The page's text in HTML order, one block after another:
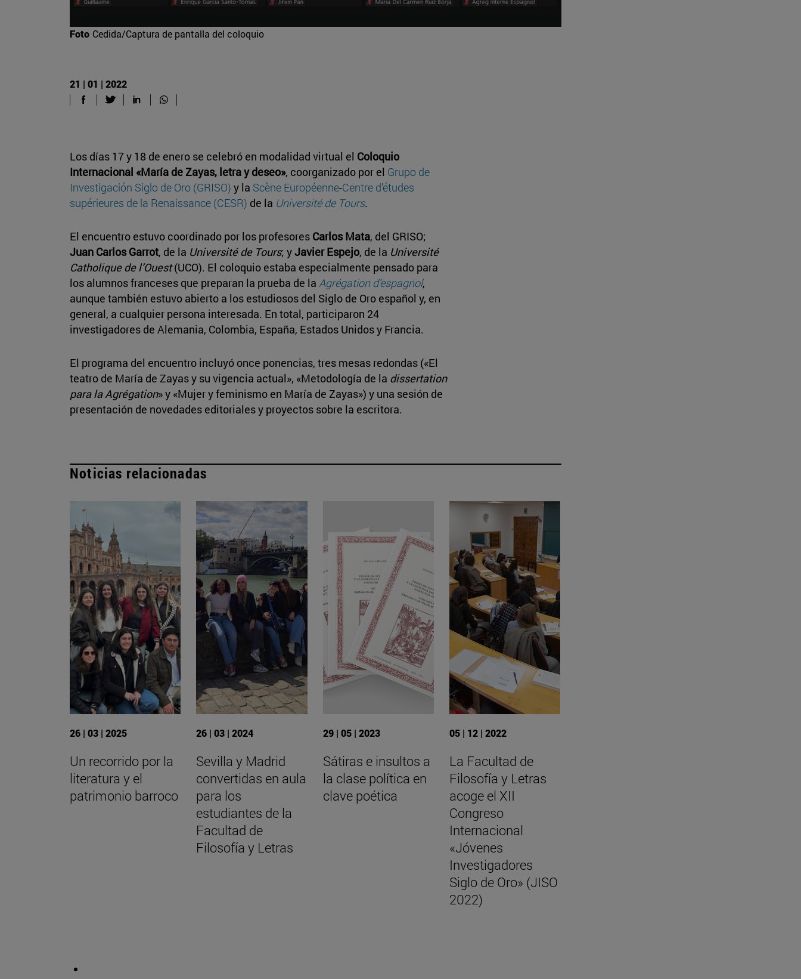
Foto Cedida/Captura de pantalla del coloquio
21 | 01 | 2022
Los días 17 y 18 de enero se celebró en modalidad virtual el Coloquio
Internacional «María de Zayas, letra y deseo», coorganizado por el Grupo de
Investigación Siglo de Oro (GRISO) y la Scène Européenne-Centre d’études
supérieures de la Renaissance (CESR) de la Université de Tours.
El encuentro estuvo coordinado por los profesores Carlos Mata, del GRISO;
Juan Carlos Garrot, de la Université de Tours; yJavier Espejo, de la Université
Catholique de l’Ouest(UCO). El coloquio estaba especialmente pensado para
los alumnos franceses que preparan la prueba de la Agrégation d’espagnol,
aunque también estuvo abierto a los estudiosos del Siglo de Oro español y, en
general, a cualquier persona interesada. En total, participaron 24
investigadores de Alemania, Colombia, España, Estados Unidos y Francia.
El programa del encuentro incluyó once ponencias, tres mesas redondas («El
teatro de María de Zayas y su vigencia actual», «Metodología de la dissertation
para la Agrégation» y «Mujer y feminismo en María de Zayas») y una sesión de
presentación de novedades editoriales y proyectos sobre la escritora.
Noticias relacionadas
26 | 03 | 2025
Un recorrido por la
literatura y el
patrimonio barroco
26 | 03 | 2024
Sevilla y Madrid
convertidas en aula
para los
estudiantes de la
Facultad de
Filosofía y Letras
29 | 05 | 2023
Sátiras e insultos a
la clase política en
clave poética
05 | 12 | 2022
La Facultad de
Filosofía y Letras
acoge el XII
Congreso
Internacional
«Jóvenes
Investigadores
Siglo de Oro» (JISO
2022)